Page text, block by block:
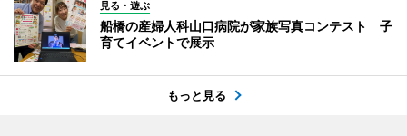
見る・遊ぶ
船橋の産婦人科山口病院が家族写真コンテスト 子
育てイベントで展示
もっと見る